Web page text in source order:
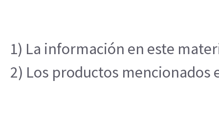
1) La información en este
2) Los productos mencionados